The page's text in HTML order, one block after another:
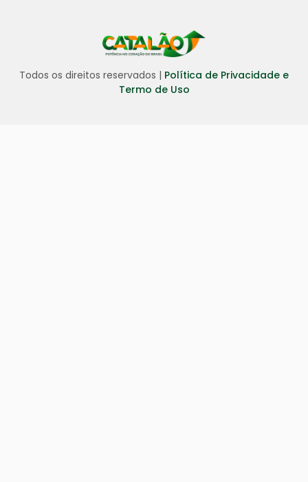
Todos os direitos reservados | Política de Privacidade e
Termo de Uso